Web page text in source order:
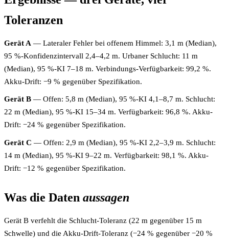
Toleranzen
Gerät A — Lateraler Fehler bei offenem Himmel: 3,1 m (Median),
95 %-Konfidenzintervall 2,4–4,2 m. Urbaner Schlucht: 11 m
(Median), 95 %-KI 7–18 m. Verbindungs-Verfügbarkeit: 99,2 %.
Akku-Drift: −9 % gegenüber Spezifikation.
Gerät B — Offen: 5,8 m (Median), 95 %-KI 4,1–8,7 m. Schlucht:
22 m (Median), 95 %-KI 15–34 m. Verfügbarkeit: 96,8 %. Akku-
Drift: −24 % gegenüber Spezifikation.
Gerät C — Offen: 2,9 m (Median), 95 %-KI 2,2–3,9 m. Schlucht:
14 m (Median), 95 %-KI 9–22 m. Verfügbarkeit: 98,1 %. Akku-
Drift: −12 % gegenüber Spezifikation.
Was die Daten aussagen
Gerät B verfehlt die Schlucht-Toleranz (22 m gegenüber 15 m
Schwelle) und die Akku-Drift-Toleranz (−24 % gegenüber −20 %